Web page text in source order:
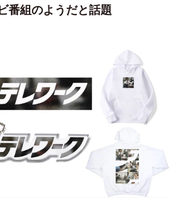
組のようだと話題